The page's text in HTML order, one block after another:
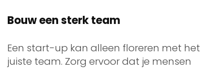
Bouw een sterk team
Een start-up kan alleen floreren met het
juiste team. Zorg ervoor dat je mensen